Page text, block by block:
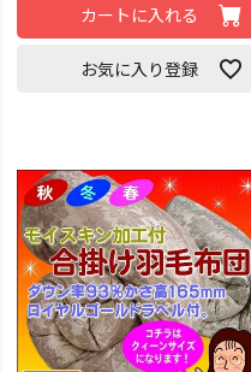
カートに入れる
お気に入り登録